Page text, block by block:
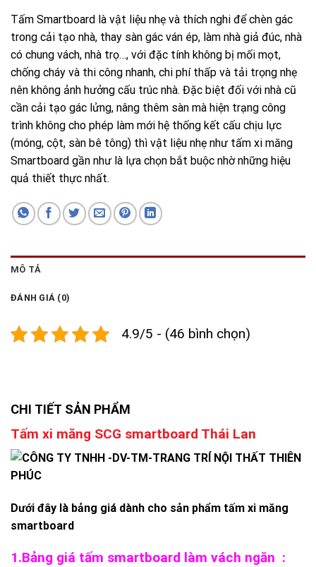
Tấm Smartboard là vật liệu nhẹ và thích nghi để chèn gác
trong cải tạo nhà, thay sàn gác ván ép, làm nhà giả đúc, nhà
có chung vách, nhà trọ…, với đặc tính không bị mối mọt,
chống cháy và thi công nhanh, chi phí thấp và tải trọng nhẹ
nên không ảnh hưởng cấu trúc nhà. Đặc biệt đối với nhà cũ
cần cải tạo gác lửng, nâng thêm sàn mà hiện trạng công
trình không cho phép làm mới hệ thống kết cấu chịu lực
(móng, cột, sàn bê tông) thì vật liệu nhẹ như tấm xi măng
Smartboard gần như là lựa chọn bắt buộc nhờ những hiệu
quả thiết thực nhất.
MÔ TẢ
ĐÁNH GIÁ (0)
4.9/5 - (46 bình chọn)
CHI TIẾT SẢN PHẨM
Tấm xi măng SCG smartboard Thái Lan
Dưới đây là bảng giá dành cho sản phẩm tấm xi măng
smartboard
1.Bảng giá tấm smartboard làm vách ngăn :